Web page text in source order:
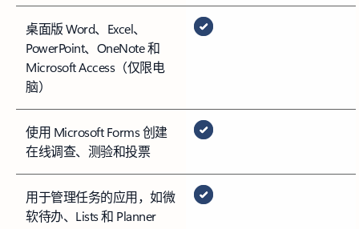
桌面版 Word、Excel、
PowerPoint、OneNote 和
Microsoft Access（仅限电
脑）
使用 Microsoft Forms 创建
在线调查、测验和投票
用于管理任务的应用，如微
软待办、Lists 和 Planner